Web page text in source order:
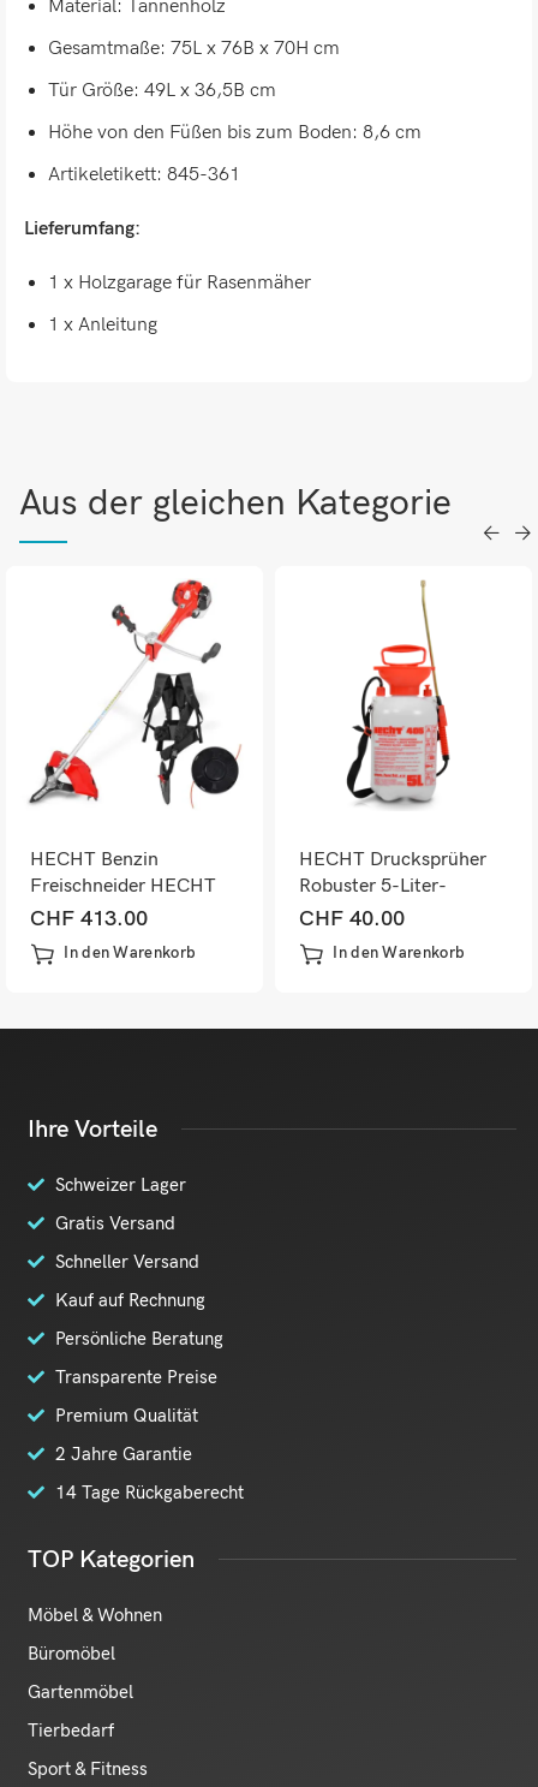
Material: Tannenholz
Gesamtmaße: 75L x 76B x 70H cm
Tür Größe: 49L x 36,5B cm
Höhe von den Füßen bis zum Boden: 8,6 cm
Artikeletikett: 845-361
Lieferumfang:
1 x Holzgarage für Rasenmäher
1 x Anleitung
Aus der gleichen Kategorie
HECHT Benzin
Freischneider HECHT
163 31PS
CHF 413.00
In den Warenkorb
HECHT Drucksprüher
Robuster 5-Liter-
Kunststoffbehälter
CHF 40.00
In den Warenkorb
Ihre Vorteile
Schweizer Lager
Gratis Versand
Schneller Versand
Kauf auf Rechnung
Persönliche Beratung
Transparente Preise
Premium Qualität
2 Jahre Garantie
14 Tage Rückgaberecht
TOP Kategorien
Möbel & Wohnen
Büromöbel
Gartenmöbel
Tierbedarf
Sport & Fitness